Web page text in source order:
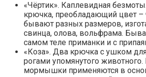
«Чёртик». Каплевидная
крючка, преобладающий цвет –
бывают разных размеров,
свинца, олова, вольфрама.
самом теле приманки и с
«Коза». Два крючка с ушком
рогами упомянутого
мормышки применяются в